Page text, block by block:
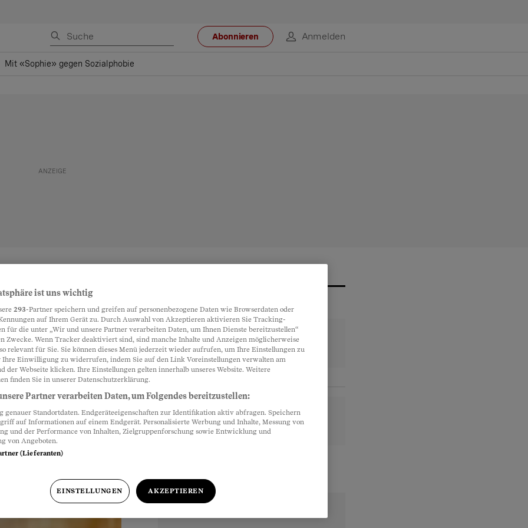
Abonnieren Anmelden
Mit «Sophie» gegen Sozialphobie
sich in vielen
noch einen Schritt
ist uns wichtig
293-Partner speichern und greifen auf personenbezogene Daten wie Browserdaten oder
auf Ihrem Gerät zu. Durch Auswahl von Akzeptieren aktivieren Sie Tracking-
für die unter „Wir und unsere Partner verarbeiten Daten, um Ihnen Dienste bereitzustellen“
Zwecke. Wenn Tracker deaktiviert sind, sind manche Inhalte und Anzeigen möglicherweise
relevant für Sie. Sie können dieses Menü jederzeit wieder aufrufen, um Ihre Einstellungen zu
Ihre Einwilligung zu widerrufen, indem Sie auf den Link Voreinstellungen verwalten am
der Webseite klicken. Ihre Einstellungen gelten innerhalb unseres Website. Weitere
finden Sie in unserer Datenschutzerklärung.
Partner verarbeiten Daten, um Folgendes bereitzustellen:
genauer Standortdaten. Endgeräteeigenschaften zur Identifikation aktiv abfragen. Speichern
auf Informationen auf einem Endgerät. Personalisierte Werbung und Inhalte, Messung von
und der Performance von Inhalten, Zielgruppenforschung sowie Entwicklung und
von Angeboten.
(Lieferanten)
EINSTELLUNGEN AKZEPTIEREN